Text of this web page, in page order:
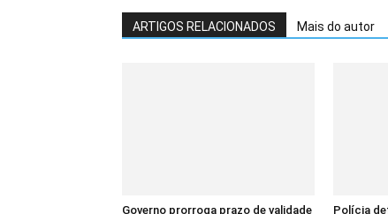
ARTIGOS RELACIONADOS Mais do autor
Governo prorroga prazo de validade Polícia